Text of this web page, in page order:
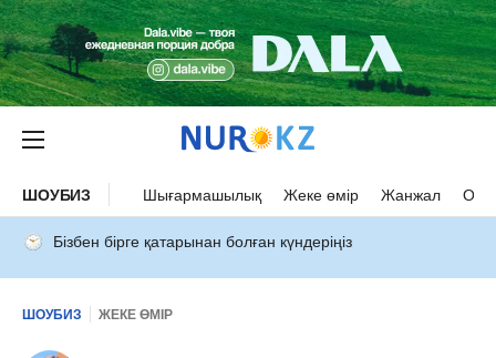
ШОУБИЗ Шығармашылық Жеке өмір Жанжал
Бізбен бірге қатарынан болған күндеріңіз
ШОУБИЗ ЖЕКЕ ӨМІР